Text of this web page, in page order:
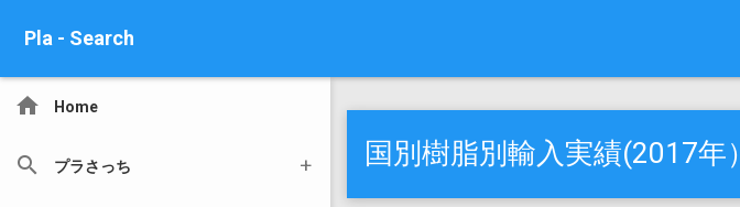
Pla - Search
home Home
search プラさっち 国別樹脂別輸入実績(2017年）